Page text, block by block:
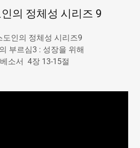
의 정체성 시리즈 9
도인의 정체성 시리즈9
부르심3 : 성장을 위해
소서 4장 13-15절